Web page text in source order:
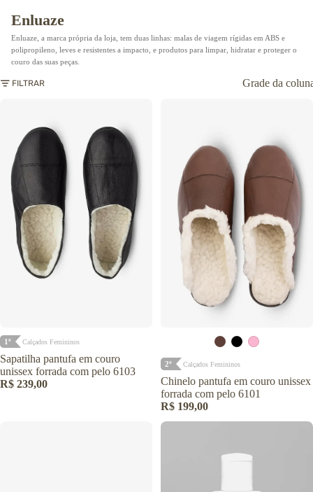
Enluaze
Enluaze, a marca própria da loja, tem duas linhas: malas de viagem rígidas em ABS e
polipropileno, leves e resistentes a impacto, e produtos para limpar, hidratar e proteger o
couro das suas peças.
FILTRAR Grade da
1º Calçados Femininos
Sapatilha pantufa em couro
unissex forrada com pelo 6103
R$ 239,00
2º Calçados Femininos
Chinelo pantufa em couro unissex
forrada com pelo 6101
R$ 199,00